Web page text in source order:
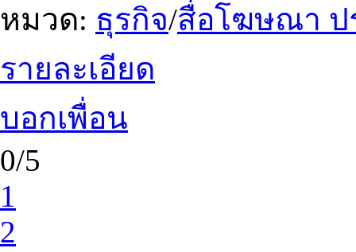
หมวด: ธุรกิจ/สื่อโฆษณา ป
รายละเอียด
บอกเพื่อน
0/5
1
2